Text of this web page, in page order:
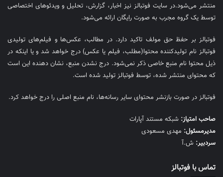
منتشر می‌شود.در سایت فوتبالز نیز اخبار، گزارش، تحلیل و ویدئوهای اختصاصی
توسط یک گروه مجرب به صورت رایگان ارائه می‌شود.
فوتبالز بر حفظ حق مولف تاکید دارد. در مطالب، عکس‌ها و فیلم‌های تولیدی
فوتبالز نام تولیدکننده محتوا(مطلب، فیلم یا عکس) درج خواهد شد و یا اینکه در
ذیل محتوا نام منبع خاصی ذکر نمی‌‎شود. درج نشدن منبع، نشان دهنده این است
که محتوای منتشر شده، توسط فوتبالز تولید شده است.
فوتبالز در صورت بازنشر محتوای سایر رسانه‌ها، نام منبع اصلی را درج خواهد کرد.
صاحب امتیاز: شبکه مستند آپارات
مديرمسئول: مهدی مسعودی
سردبیر: ش.آ
تماس با فوتبالز